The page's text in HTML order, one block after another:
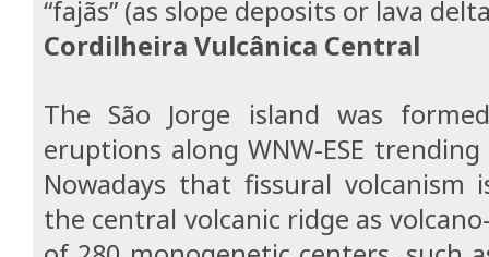
“fajãs” (as slope deposits or lava
Cordilheira Vulcânica Central
The São Jorge island was
eruptions along WNW-ESE
Nowadays that fissural volcanism
the central volcanic ridge as